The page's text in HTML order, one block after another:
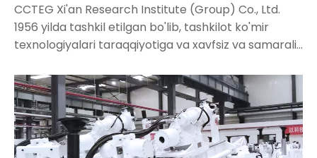
CCTEG Xi'an Research Institute (Group) Co., Ltd.
1956 yilda tashkil etilgan bo'lib, tashkilot ko'mir
texnologiyalari taraqqiyotiga va xavfsiz va samarali
ta'minlandi. Ko'mir geologik qidiruvi va ko'mir
konining xavfsizligi sohasidagi asosiy texnologik
qiyinchiliklarni hal qilishga e'tibor qaratish, biz
qilmoqchimiz